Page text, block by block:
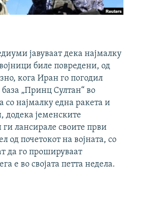
јавуваат дека најмалку
биле повредени, од
кога Иран го погодил
„Принц Султан“ во
со најмалку една ракета и
додека јеменските
лансирале своите први
од почетокот на војната, со
да го прошируваат
е во својата петта недела.